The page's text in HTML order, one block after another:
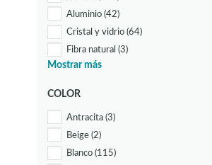
Aluminio (42)
Cristal y vidrio (64)
Fibra natural (3)
Madera(16)
PP(2)
Plástico reciclado
Ratán(4)
Mostrar más
COLOR
Antracita (3)
Beige (2)
Blanco (115)